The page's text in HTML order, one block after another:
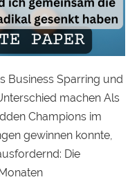
Business Sparring und
machen Als
Champions im
gewinnen konnte,
Die